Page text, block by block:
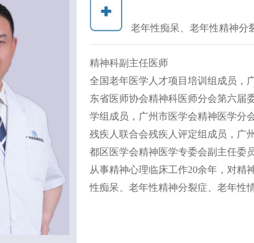
老年性痴呆、老年性精神分
精神科副主任医师
全国老年医学人才项目培训组成员，
东省医师协会精神科医师分会第六届
学组成员，广州市医学会精神医学分
残疾人联合会残疾人评定组成员，广
都区医学会精神医学专委会副主任委员
从事精神心理临床工作20余年，对精
性痴呆、老年性精神分裂症、老年性